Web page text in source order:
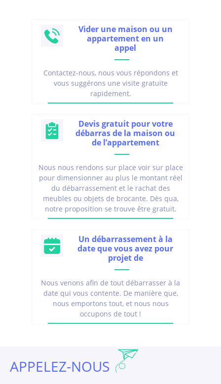
Vider une maison ou un
appartement en un
appel
Contactez-nous, nous vous répondons et
vous suggérons une visite gratuite
rapidement.
Devis gratuit pour votre
débarras de la maison ou
de l’appartement
Nous nous rendons sur place voir sur place
pour dimensionner au plus le montant réel
du débarrassement et le rachat des
meubles ou objets de brocante. Dès qua,
notre proposition se trouve être gratuit.
Un débarrassement à la
date que vous avez pour
projet de
Nous venons afin de tout débarrasser à la
date qui vous contente. De manière que,
nous emportons tout, et nous nous
occupons de tout !
APPELEZ-NOUS